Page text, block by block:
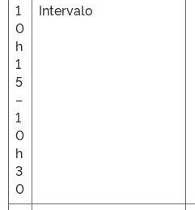
1
0
h
1
5
–
1
0
h
3
0
Intervalo